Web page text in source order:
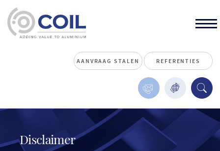
AANVRAAG STALEN REFERENTIES
Disclaimer